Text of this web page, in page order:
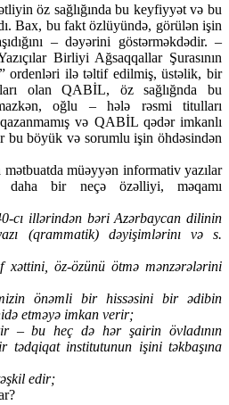
öz sağlığında bu keyfiyyət və bu
Bax, bu fakt özlüyündə, görülən işin
– dəyərini göstərməkdədir. –
Birliyi Ağsaqqallar Şurasının
ordenləri ilə təltif edilmiş, üstəlik, bir
olan QABİL, öz sağlığnda bu
oğlu – hələ rəsmi titulları
və QABİL qədər imkanlı
bu böyük və sorumlu işin öhdəsindən
müəyyən informativ yazılar
daha bir neçə özəlliyi, məqamı
cı illərindən bəri Azərbaycan dilinin
(qrammatik) dəyişimlərinı və s.
öz-özünü ötmə mənzərələrini
önəmli bir hissəsini bir ədibin
etməyə imkan verir;
– bu heç də hər şairin övladının
tədqiqat institutunun işini təkbaşına
edir;